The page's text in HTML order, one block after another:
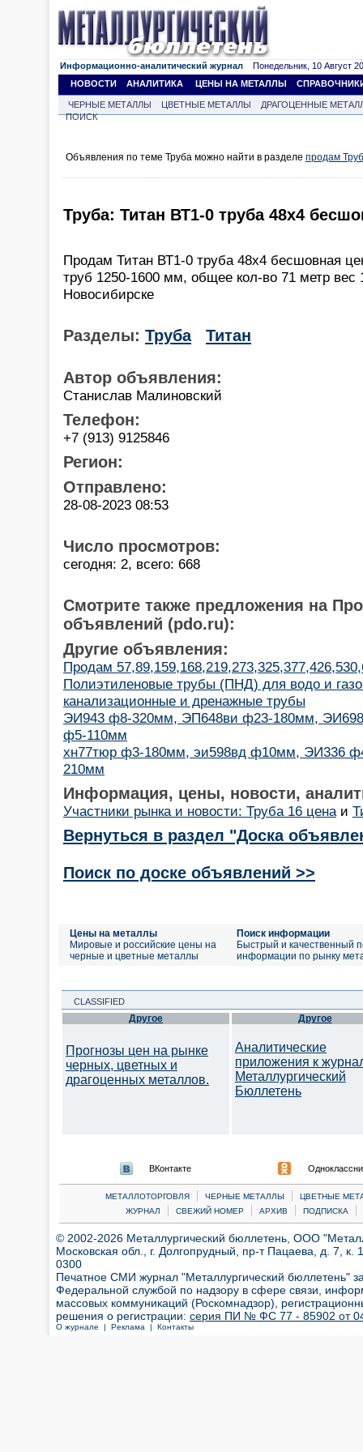
Информационно-аналитический журнал Понедельник, 10 Август
НОВОСТИ
АНАЛИТИКА ЦЕНЫ НА МЕТАЛЛЫ
ЧЕРНЫЕ МЕТАЛЛЫ ЦВЕТНЫЕ МЕТАЛЛЫ
ДРАГОЦЕННЫЕ
ПОИСК
Объявления по теме Труба можно найти в разделе продам
Труба: Титан ВТ1-0 труба 48х4
Продам Титан ВТ1-0 труба 48х4 бесшовная
труб 1250-1600 мм, общее кол-во 71 метр вес
Новосибирске
Разделы: Труба Титан
Автор объявления:
Станислав Малиновский
Телефон:
+7 (913) 9125846
Регион:
Отправлено:
28-08-2023 08:53
Число просмотров:
сегодня: 2, всего: 668
Смотрите также предложения на
объявлений (pdo.ru):
Другие объявления:
Продам
Полиэтиленовые трубы (ПНД) для водо и
канализационные и дренажные трубы
ЭИ943 ф8-320мм, ЭП648ви ф23-180мм,
ф5-110мм
хн77тюр ф3-180мм, эи598вд ф10мм, ЭИ336
210мм
Информация, цены, новости,
Участники рынка и новости: Труба 16 цена и
Вернуться в раздел "Доска
Поиск по доске объявлений >>
Цены на металлы
Мировые и российские цены на
черные и цветные металлы
Поиск информации
Быстрый и качественный
информации по рынку
CLASSIFIED
Другое
Прогнозы цен на рынке
черных, цветных и
драгоценных металлов.
Другое
Аналитические
приложения к
Металлургический
Бюллетень
ВКонтакте
МЕТАЛЛОТОРГОВЛЯ | ЧЕРНЫЕ МЕТАЛЛЫ |
ЦВЕТНЫЕ
ЖУРНАЛ
| СВЕЖИЙ НОМЕР | АРХИВ | ПОДПИСКА |
© 2002-2026 Металлургический бюллетень, ООО
Московская обл., г. Долгопрудный, пр-т Пацаева, д. 7,
0300
Печатное СМИ журнал "Металлургический бюллетень"
Федеральной службой по надзору в сфере связи,
массовых коммуникаций (Роскомнадзор),
решения о регистрации: серия ПИ № ФС 77 - 85902 от 04
О журнале | Реклама | Контакты